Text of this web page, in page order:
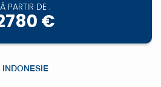
À PARTIR DE :
€
INDONESIE